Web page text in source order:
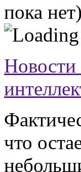
пока нет)
Новости
что